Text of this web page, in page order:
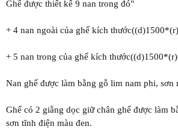
Ghế được thiết kế 9 nan trong đó"
+ 4 nan ngoài của ghế kích
+ 5 nan trong của ghế kích
Nan ghế được làm bằng gỗ lim nam phi, sơn
Ghế có 2 giằng dọc giữ chân ghế được làm
sơn tĩnh điện màu đen.